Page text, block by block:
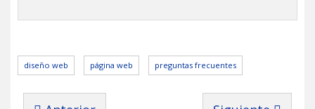
diseño web página web preguntas frecuentes